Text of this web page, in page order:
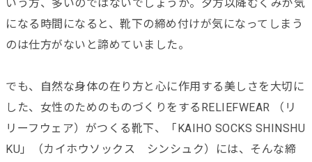
いう方、多いのではないでしょうか。夕方以降むくみが気
になる時間になると、靴下の締め付けが気になってしまう
のは仕方がないと諦めていました。
でも、自然な身体の在り方と心に作用する美しさを大切に
した、女性のためのものづくりをするRELIEFWEAR （リ
リーフウェア）がつくる靴下、「KAIHO SOCKS SHINSHU
KU」（カイホウソックス シンシュク）には、そんな締